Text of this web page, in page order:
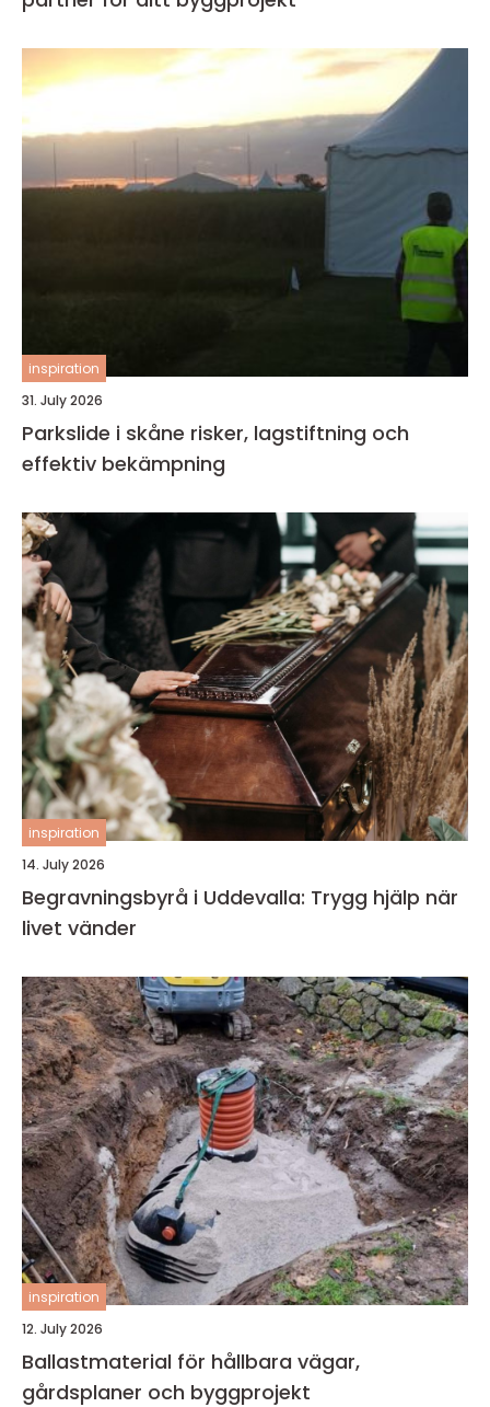
inspiration
31. July 2026
Parkslide i skåne risker, lagstiftning och
effektiv bekämpning
inspiration
14. July 2026
Begravningsbyrå i Uddevalla: Trygg hjälp när
livet vänder
inspiration
12. July 2026
Ballastmaterial för hållbara vägar,
gårdsplaner och byggprojekt